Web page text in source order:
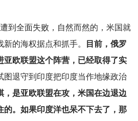
到全面失败，自然而然的，米国就
的海权据点和抓手。
目前，俄罗
亚欧联盟这个阵营，已经取得了实
图退守到印度把印度当作地缘政治
，是亚欧联盟在攻，米国在边退边
的。如果印度洋也呆不下去了，那